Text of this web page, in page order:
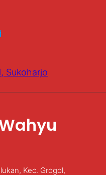
Sukoharjo
Kec. Grogol,